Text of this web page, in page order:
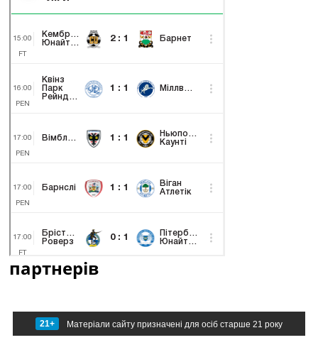
партнерів
21+ Матеріали сайту призначені для осіб старше 21 року